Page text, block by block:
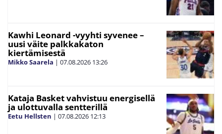
Kawhi Leonard -vyyhti syvenee –
uusi väite palkkakaton
kiertämisestä
Mikko Saarela | 07.08.2026 13:26
Kataja Basket vahvistuu energisellä
ja ulottuvalla sentterillä
Eetu Hellsten | 07.08.2026 12:13